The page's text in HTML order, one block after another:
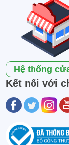
Hệ thống
Kết nối với